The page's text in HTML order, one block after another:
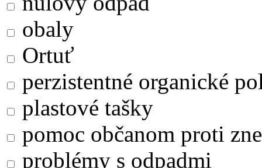
obaly
Ortuť
perzistentné organické
plastové tašky
pomoc občanom proti
problémy s odpadmi